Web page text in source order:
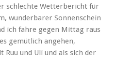
schlechte Wetterbericht für
wunderbarer Sonnenschein
ich fahre gegen Mittag raus
gemütlich angehen,
und Uli und als sich der